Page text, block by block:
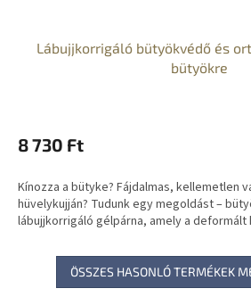
Lábujjkorrigáló bütyökvédő és
bütyökre
8 730 Ft
Kínozza a bütyke? Fájdalmas, kellemetlen
hüvelykujján? Tudunk egy megoldást –
lábujjkorrigáló gélpárna, amely a deformált
ÖSSZES HASONLÓ TERMÉKEK